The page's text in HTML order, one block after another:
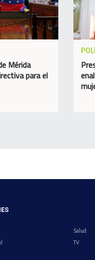
Mérida
para el
Salud
TV